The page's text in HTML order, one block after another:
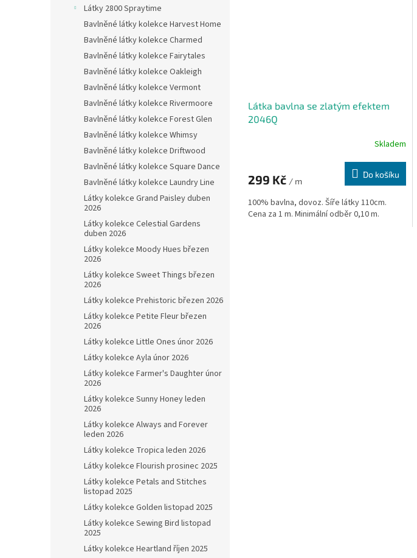
Látky 2800 Spraytime
Bavlněné látky kolekce Harvest Home
Bavlněné látky kolekce Charmed
Bavlněné látky kolekce Fairytales
Bavlněné látky kolekce Oakleigh
Bavlněné látky kolekce Vermont
Bavlněné látky kolekce Rivermoore
Bavlněné látky kolekce Forest Glen
Bavlněné látky kolekce Whimsy
Bavlněné látky kolekce Driftwood
Bavlněné látky kolekce Square Dance
Bavlněné látky kolekce Laundry Line
Látky kolekce Grand Paisley duben
2026
Látky kolekce Celestial Gardens
duben 2026
Látky kolekce Moody Hues březen
2026
Látky kolekce Sweet Things březen
2026
Látky kolekce Prehistoric březen 2026
Látky kolekce Petite Fleur březen
2026
Látky kolekce Little Ones únor 2026
Látky kolekce Ayla únor 2026
Látky kolekce Farmer's Daughter únor
2026
Látky kolekce Sunny Honey leden
2026
Látky kolekce Always and Forever
leden 2026
Látky kolekce Tropica leden 2026
Látky kolekce Flourish prosinec 2025
Látky kolekce Petals and Stitches
listopad 2025
Látky kolekce Golden listopad 2025
Látky kolekce Sewing Bird listopad
2025
Látky kolekce Heartland říjen 2025
Látka bavlna se zlatým efektem
2046Q
Skladem
299 Kč / m
Do košíku
100% bavlna, dovoz. Šíře látky 110cm.
Cena za 1 m. Minimální odběr 0,10 m.